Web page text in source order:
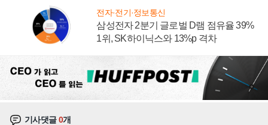
전자·전기·정보통신
삼성전자 2분기 글로벌 D램 점유율 39%
1위, SK하이닉스와 13%p 격차
기사댓글0개